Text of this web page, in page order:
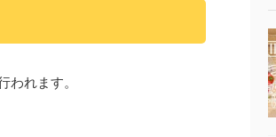
れます。